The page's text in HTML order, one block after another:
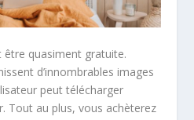
être quasiment gratuite.
d’innombrables images
peut télécharger
Tout au plus, vous achèterez